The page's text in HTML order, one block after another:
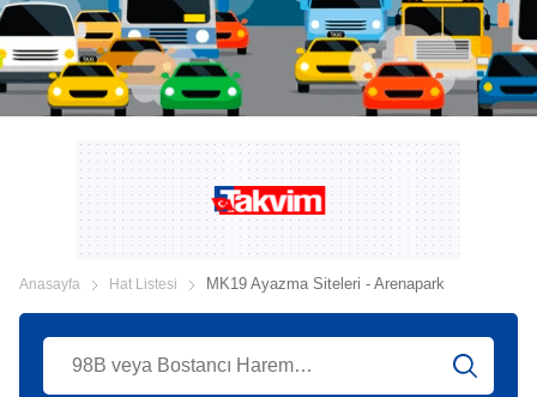
Anasayfa Hat Listesi MK19 Ayazma Siteleri - Arenapark